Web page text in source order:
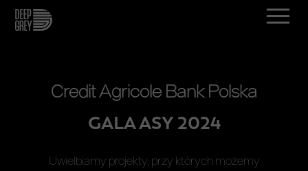
Credit Agricole Bank Polska
GALA ASY 2024
Uwielbiamy projekty, przy których możemy